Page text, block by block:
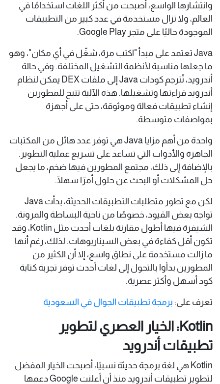
وانتشارها الواسع، أصبحت من أكثر اللغات استخدامًا في
العالم، ولا تزال مستخدمة في عدد كبير من التطبيقات
الموجودة حاليًا على متجر Google Play.
Java تعتمد على مبدأ "اكتب مرة، شغّل في أي مكان"، وهو
ما جعلها مناسبة لأنظمة التشغيل المختلفة. وفي حالة
أندرويد، تُترجم كودات Java إلى ملفات DEX يمكن لنظام
أندرويد قراءتها وتشغيلها. هذه الآلية تتيح للمطورين
إنشاء تطبيقات فعالة وموثوقة، حتى على أجهزة
بمواصفات متوسطة.
واحدة من أهم مزايا Java هي توفر عدد هائل من المكتبات
الجاهزة والأدوات التي تساعد على تسريع عملية التطوير.
بالإضافة إلى ذلك، مجتمع المطورين فيها ضخم، ما يجعل
حل المشكلات أو البحث عن حلول أمرًا سهلًا.
لكن مع تطور متطلبات التطبيقات الحديثة، بدأت Java
تواجه بعض القيود، خصوصًا من ناحية البساطة والمرونة.
الشيفرة فيها أطول مقارنة بلغات أحدث مثل Kotlin، وقد
تكون أقل كفاءة في بعض السيناريوهات. لذلك، رغم أنها
ما زالت مستخدمة على نطاق واسع، إلا أن الكثير من
المطورين بدأوا بالتحول إلى لغات أحدث توفر تجربة كتابة
كود أسهل وأكثر عصرية.
تعرف على: برمجة تطبيقات الجوال في السعودية
Kotlin: الخيار العصري لتطوير
تطبيقات أندرويد
Kotlin هي لغة برمجة حديثة نسبيًا، أصبحت الخيار المفضل
لتطوير تطبيقات أندرويد منذ أن أعلنت Google دعمها